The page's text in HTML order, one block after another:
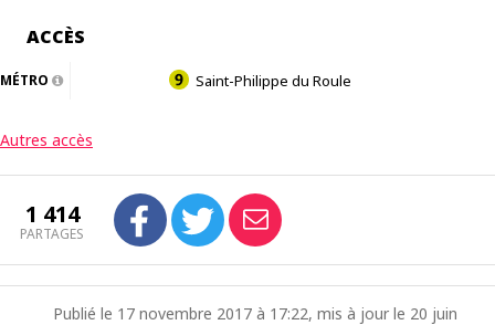
ACCÈS
MÉTRO Saint-Philippe du Roule
Autres accès
1 414
PARTAGES
Publié le 17 novembre 2017 à 17:22, mis à jour le 20 juin